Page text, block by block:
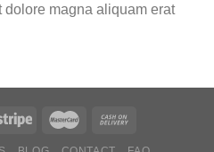
magna aliquam erat